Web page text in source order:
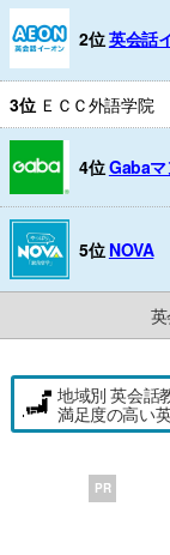
2位英会話
3位 ＥＣＣ外語学院
4位Gaba
5位 NOVA
地域別 英会話
満足度の高い
PR